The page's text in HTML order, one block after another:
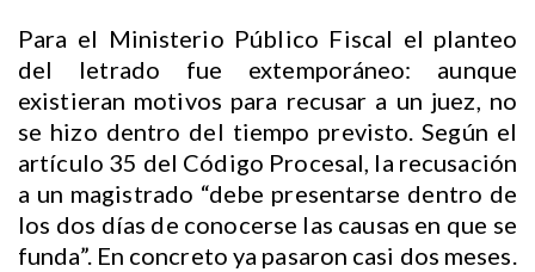
Para el Ministerio Público Fiscal el planteo
del letrado fue extemporáneo: aunque
existieran motivos para recusar a un juez, no
se hizo dentro del tiempo previsto. Según el
artículo 35 del Código Procesal, la recusación
a un magistrado “debe presentarse dentro de
los dos días de conocerse las causas en que se
funda”. En concreto ya pasaron casi dos meses.